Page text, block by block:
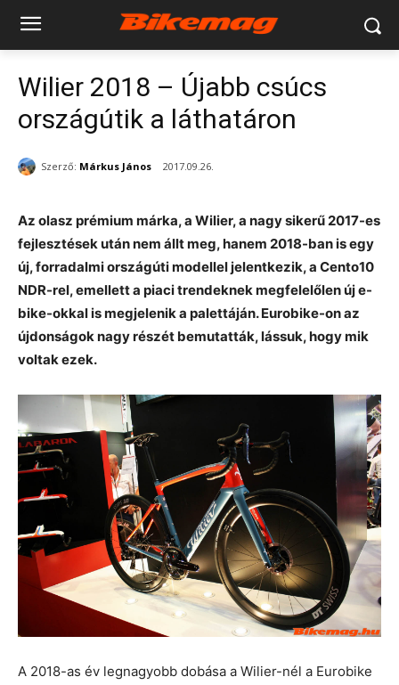
Wilier 2018 – Újabb csúcs
országútik a láthatáron
Szerző: Márkus János 2017.09.26.
Az olasz prémium márka, a Wilier, a nagy sikerű 2017-es
fejlesztések után nem állt meg, hanem 2018-ban is egy
új, forradalmi országúti modellel jelentkezik, a Cento10
NDR-rel, emellett a piaci trendeknek megfelelőlen új e-
bike-okkal is megjelenik a palettáján. Eurobike-on az
újdonságok nagy részét bemutatták, lássuk, hogy mik
voltak ezek.
A 2018-as év legnagyobb dobása a Wilier-nél a Eurobike